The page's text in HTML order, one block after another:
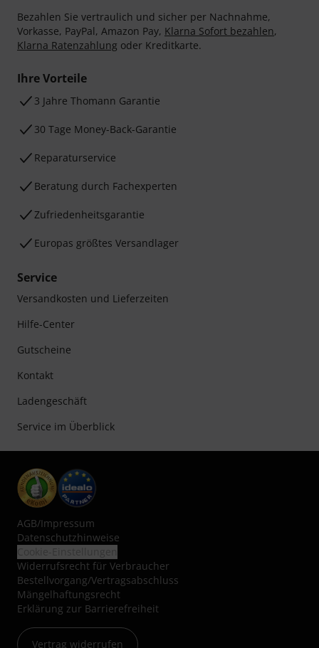
Bezahlen Sie vertraulich und sicher per Nachnahme,
Vorkasse, PayPal, Amazon Pay, Klarna Sofort bezahlen,
Klarna Ratenzahlung oder Kreditkarte.
Ihre Vorteile
3 Jahre Thomann Garantie
30 Tage Money-Back-Garantie
Reparaturservice
Beratung durch Fachexperten
Zufriedenheitsgarantie
Europas größtes Versandlager
Service
Versandkosten und Lieferzeiten
Hilfe-Center
Gutscheine
Kontakt
Ladengeschäft
Service im Überblick
AGB/Impressum
Datenschutzhinweise
Widerrufsrecht für Verbraucher
Bestellvorgang/Vertragsabschluss
Mängelhaftungsrecht
Erklärung zur Barrierefreiheit
Vertrag widerrufen